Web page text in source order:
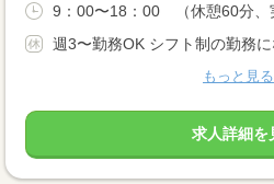
9：00〜18：00 （休憩60分、
週3〜勤務OK シフト制の勤務に
もっと見る
求人詳細を